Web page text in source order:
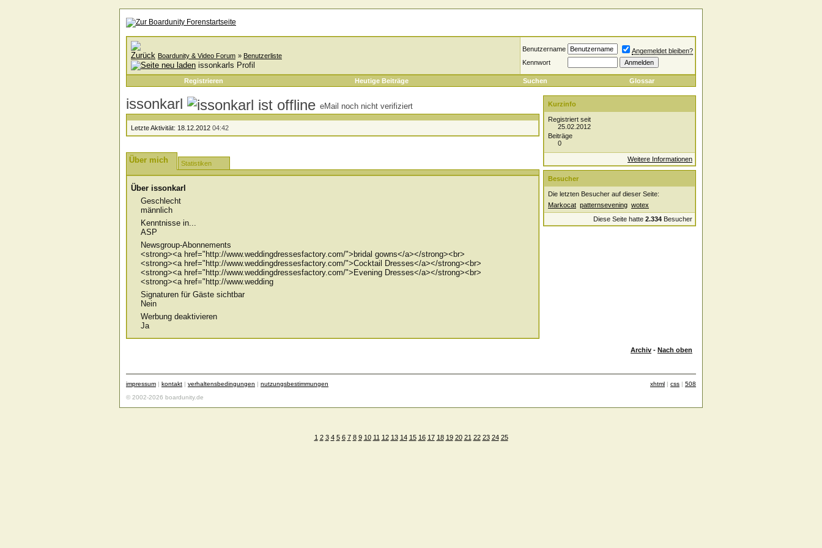
Boardunity & Video Forum » Benutzerliste
issonkarls Profil
Benutzername
Angemeldet bleiben?
Kennwort
Registrieren Heutige Beiträge Suchen Glossar
issonkarl eMail noch nicht verifiziert
Letzte Aktivität: 18.12.2012 04:42
Über mich Statistiken
Über issonkarl
Geschlecht
männlich
Kenntnisse in...
ASP
Newsgroup-Abonnements
<strong><a href="http://www.weddingdressesfactory.com/">bridal gowns</a></strong><br>
<strong><a href="http://www.weddingdressesfactory.com/">Cocktail Dresses</a></strong><br>
<strong><a href="http://www.weddingdressesfactory.com/">Evening Dresses</a></strong><br>
<strong><a href="http://www.wedding
Signaturen für Gäste sichtbar
Nein
Werbung deaktivieren
Ja
Kurzinfo
Registriert seit
25.02.2012
Beiträge
0
Weitere Informationen
Besucher
Die letzten Besucher auf dieser Seite:
Markocat patternsevening wotex
Diese Seite hatte 2.334 Besucher
Archiv - Nach oben
impressum | kontakt | verhaltensbedingungen | nutzungsbestimmungen xhtml | css | 508
© 2002-2026 boardunity.de
1 2 3 4 5 6 7 8 9 10 11 12 13 14 15 16 17 18 19 20 21 22 23 24 25